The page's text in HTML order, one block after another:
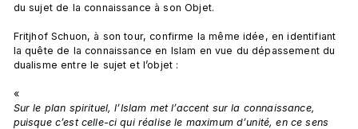
du sujet de la connaissance à son Objet.
Fritjhof Schuon, à son tour, confirme la même idée, en identifiant
la quête de la connaissance en Islam en vue du dépassement du
dualisme entre le sujet et l’objet :
«
Sur le plan spirituel, l’Islam met l’accent sur la connaissance,
puisque c’est celle-ci qui réalise le maximum d’unité, en ce sens